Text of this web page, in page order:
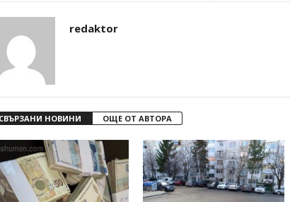
redaktor
СВЪРЗАНИ НОВИНИ ОЩЕ ОТ АВТОРА